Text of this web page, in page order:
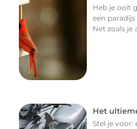
Heb je ooit
een
Net zoals je
Het
Stel je voor: